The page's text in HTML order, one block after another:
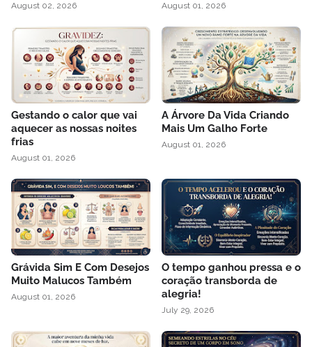
August 02, 2026 August 01, 2026
Gestando o calor que vai
aquecer as nossas noites
frias
August 01, 2026
A Árvore Da Vida Criando
Mais Um Galho Forte
August 01, 2026
Grávida Sim E Com Desejos
Muito Malucos Também
August 01, 2026
O tempo ganhou pressa e o
coração transborda de
alegria!
July 29, 2026